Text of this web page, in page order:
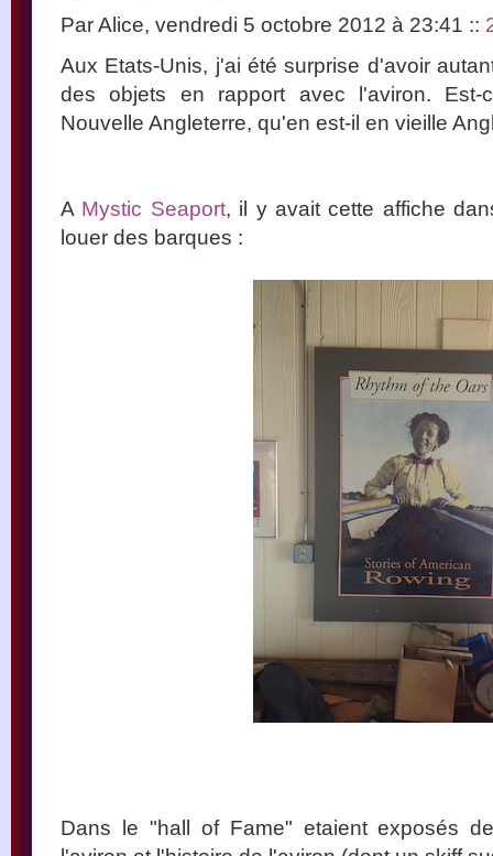
Par Alice, vendredi 5 octobre 2012 à 23:41 ::
Aux Etats-Unis, j'ai été surprise d'avoir
des objets en rapport avec l'aviron.
Nouvelle Angleterre, qu'en est-il en vieille
A Mystic Seaport, il y avait cette affiche
louer des barques :
Dans le "hall of Fame" etaient exposés